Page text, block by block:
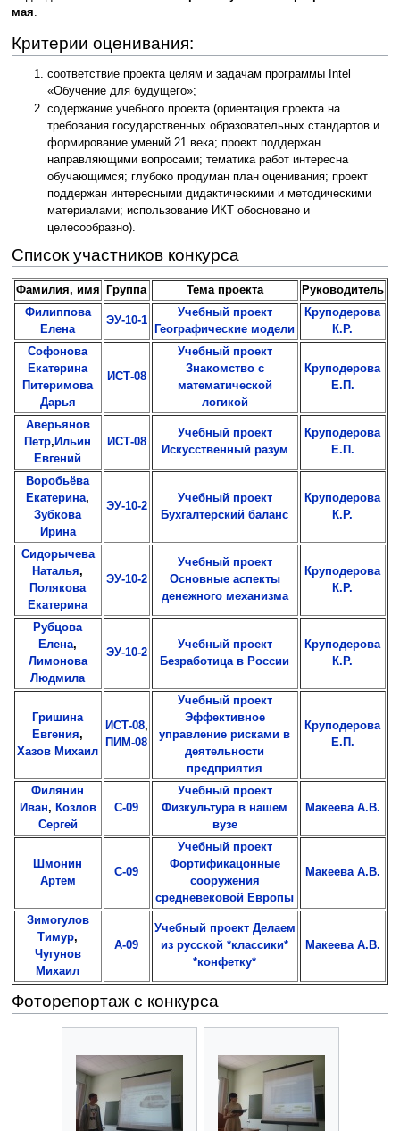
мая
Критерии оценивания:
соответствие проекта целям и задачам программы Intel
«Обучение для будущего»;
содержание учебного проекта (ориентация проекта на
требования государственных образовательных стандартов и
формирование умений 21 века; проект поддержан
направляющими вопросами; тематика работ интересна
обучающимся; глубоко продуман план оценивания; проект
поддержан интересными дидактическими и методическими
материалами; использование ИКТ обосновано и
целесообразно).
Список участников конкурса
Фамилия, имя Группа Тема проекта
Руководитель
Филиппова
Елена
ЭУ-10-1
Учебный проект
Географические модели
Круподерова
К.Р.
Софонова
Екатерина
Питеримова
Дарья
ИСТ-08
Учебный проект
Знакомство с
математической
логикой
Круподерова
Е.П.
Аверьянов
Петр, Ильин
Евгений
ИСТ-08
Учебный проект
Искусственный разум
Круподерова
Е.П.
Воробьёва
Екатерина,
Зубкова
Ирина
ЭУ-10-2
Учебный проект
Бухгалтерский баланс
Круподерова
К.Р.
Сидорычева
Наталья,
Полякова
Екатерина
ЭУ-10-2
Учебный проект
Основные аспекты
денежного механизма
Круподерова
К.Р.
Рубцова
Елена,
Лимонова
Людмила
ЭУ-10-2
Учебный проект
Безработица в России
Круподерова
К.Р.
Гришина
Евгения,
Хазов Михаил
ИСТ-08,
ПИМ-08
Учебный проект
Эффективное
управление рисками в
деятельности
предприятия
Круподерова
Е.П.
Филянин
Иван, Козлов
Сергей
С-09
Учебный проект
Физкультура в нашем
вузе
Макеева А.В.
Шмонин
Артем
С-09
Учебный проект
Фортификацонные
сооружения
средневековой Европы
Макеева А.В.
Зимогулов
Тимур,
Чугунов
Михаил
А-09
Учебный проект Делаем
из русской *классики*
*конфетку*
Макеева А.В.
Фоторепортаж с конкурса